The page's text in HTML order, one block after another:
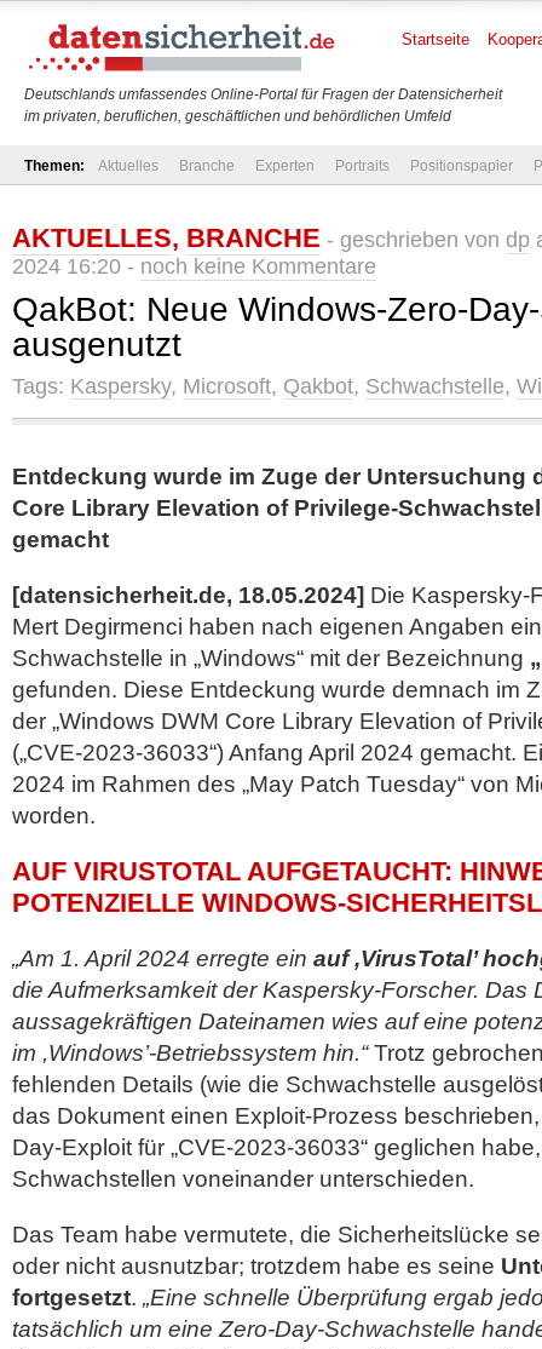
Deutschlands umfassendes Online-Portal für Fragen der Datensicherheit
im privaten, beruflichen, geschäftlichen und behördlichen Umfeld
Startseite
Themen: Aktuelles Branche Experten Portraits Positionspapier
AKTUELLES, BRANCHE - geschrieben von dp
2024 16:20 - noch keine Kommentare
QakBot: Neue Windows-Zero-
ausgenutzt
Tags: Kaspersky, Microsoft, Qakbot, Schwachstelle,
Entdeckung wurde im Zuge der Untersuchung
Core Library Elevation of Privilege-
gemacht
[datensicherheit.de, 18.05.2024] Die Kaspersky-
Mert Degirmenci haben nach eigenen Angaben
Schwachstelle in „Windows“ mit der Bezeichnung
gefunden. Diese Entdeckung wurde demnach im
der „Windows DWM Core Library Elevation of
(„CVE-2023-36033“) Anfang April 2024 gemacht.
2024 im Rahmen des „May Patch Tuesday“ von
worden.
AUF VIRUSTOTAL AUFGETAUCHT:
POTENZIELLE WINDOWS-
„Am 1. April 2024 erregte ein auf ,VirusTotal’
die Aufmerksamkeit der Kaspersky-Forscher. Das
aussagekräftigen Dateinamen wies auf eine
im ,Windows’-Betriebssystem hin.“Trotz
fehlenden Details (wie die Schwachstelle
das Dokument einen Exploit-Prozess
Day-Exploit für „CVE-2023-36033“ geglichen
Schwachstellen voneinander unterschieden.
Das Team habe vermutete, die Sicherheitslücke
oder nicht ausnutzbar; trotzdem habe es seine
fortgesetzt. „Eine schnelle Überprüfung ergab
tatsächlich um eine Zero-Day-Schwachstelle